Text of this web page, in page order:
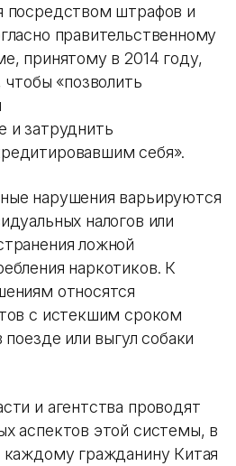
посредством штрафов и
правительственному
принятому в 2014 году,
«позволить
и затруднить
себя».
нарушения варьируются
налогов или
ложной
наркотиков. К
относятся
с истекшим сроком
или выгул собаки
и агентства проводят
аспектов этой системы, в
каждому гражданину Китая